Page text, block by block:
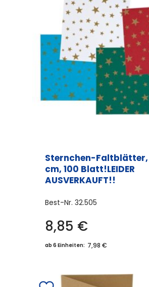
Sternchen-Faltblätter,
cm, 100 Blatt!LEIDER
AUSVERKAUFT!!
Best-Nr. 32.505
8,85 €
ab 6 Einheiten: 7,98 €